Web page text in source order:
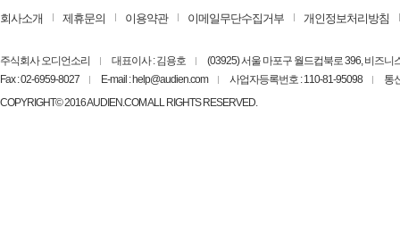
회사소개 제휴문의 이용약관 이메일무단수집거부 개인정보처리방침
주식회사 오디언소리 대표이사 : 김용호
(03925) 서울 마포구 월드컵북로 396, 비즈니
Fax : 02-6959-8027
E-mail : help@audien.com 사업자등록번호 : 110-81-95098
통
COPYRIGHT© 2016 AUDIEN.COM ALL RIGHTS RESERVED.